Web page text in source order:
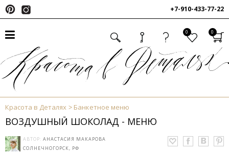
+7-910-433-77-22
0 0
Красота в Деталях Банкетное меню
ВОЗДУШНЫЙ ШОКОЛАД - МЕНЮ
АВТОР: АНАСТАСИЯ МАКАРОВА
СОЛНЕЧНОГОРСК, РФ